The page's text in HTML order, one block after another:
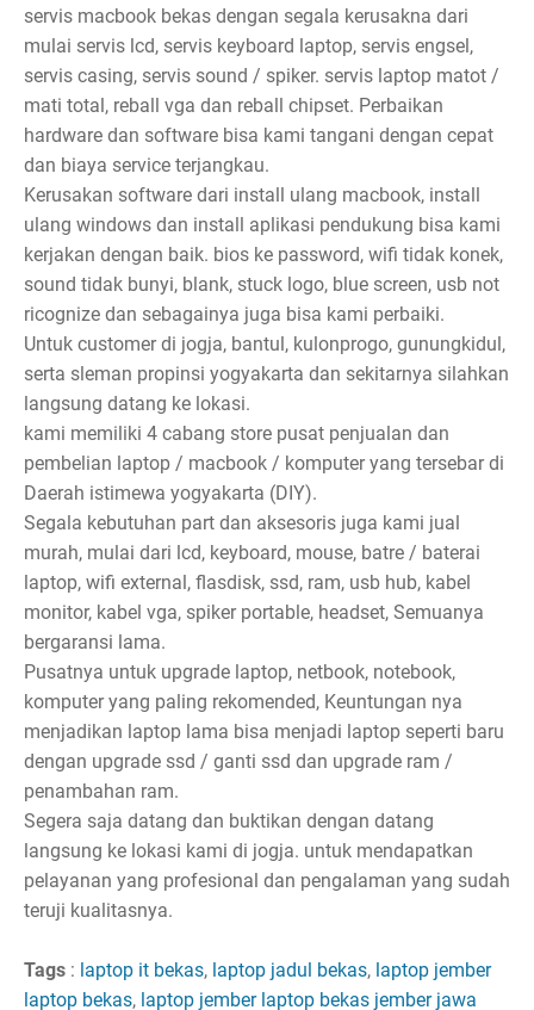
servis macbook bekas dengan segala kerusakna dari
mulai servis lcd, servis keyboard laptop, servis engsel,
servis casing, servis sound / spiker. servis laptop matot /
mati total, reball vga dan reball chipset. Perbaikan
hardware dan software bisa kami tangani dengan cepat
dan biaya service terjangkau.
Kerusakan software dari install ulang macbook, install
ulang windows dan install aplikasi pendukung bisa kami
kerjakan dengan baik. bios ke password, wifi tidak konek,
sound tidak bunyi, blank, stuck logo, blue screen, usb not
ricognize dan sebagainya juga bisa kami perbaiki.
Untuk customer di jogja, bantul, kulonprogo, gunungkidul,
serta sleman propinsi yogyakarta dan sekitarnya silahkan
langsung datang ke lokasi.
kami memiliki 4 cabang store pusat penjualan dan
pembelian laptop / macbook / komputer yang tersebar di
Daerah istimewa yogyakarta (DIY).
Segala kebutuhan part dan aksesoris juga kami jual
murah, mulai dari lcd, keyboard, mouse, batre / baterai
laptop, wifi external, flasdisk, ssd, ram, usb hub, kabel
monitor, kabel vga, spiker portable, headset, Semuanya
bergaransi lama.
Pusatnya untuk upgrade laptop, netbook, notebook,
komputer yang paling rekomended, Keuntungan nya
menjadikan laptop lama bisa menjadi laptop seperti baru
dengan upgrade ssd / ganti ssd dan upgrade ram /
penambahan ram.
Segera saja datang dan buktikan dengan datang
langsung ke lokasi kami di jogja. untuk mendapatkan
pelayanan yang profesional dan pengalaman yang sudah
teruji kualitasnya.
Tags : laptop it bekas, laptop jadul bekas, laptop jember
laptop bekas, laptop jember laptop bekas jember jawa